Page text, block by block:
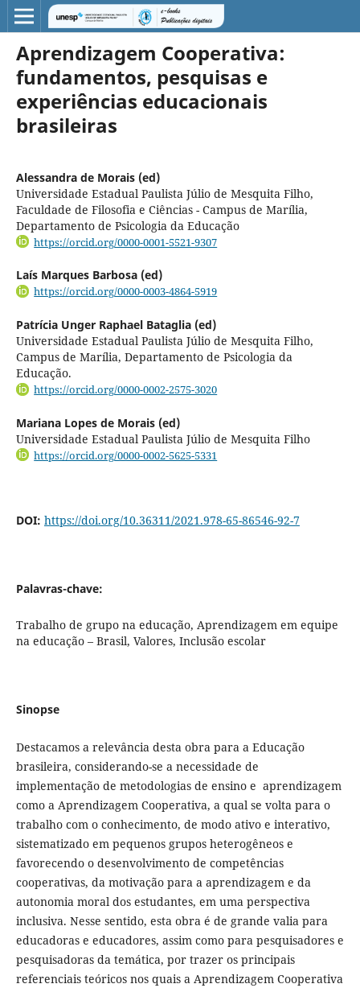
Aprendizagem Cooperativa:
fundamentos, pesquisas e
experiências educacionais
brasileiras
Alessandra de Morais (ed)
Universidade Estadual Paulista Júlio de Mesquita Filho,
Faculdade de Filosofia e Ciências - Campus de Marília,
Departamento de Psicologia da Educação
https://orcid.org/0000-0001-5521-9307
Laís Marques Barbosa (ed)
https://orcid.org/0000-0003-4864-5919
Patrícia Unger Raphael Bataglia (ed)
Universidade Estadual Paulista Júlio de Mesquita Filho,
Campus de Marília, Departamento de Psicologia da
Educação.
https://orcid.org/0000-0002-2575-3020
Mariana Lopes de Morais (ed)
Universidade Estadual Paulista Júlio de Mesquita Filho
https://orcid.org/0000-0002-5625-5331
DOI: https://doi.org/10.36311/2021.978-65-86546-92-7
Palavras-chave:
Trabalho de grupo na educação, Aprendizagem em equipe
na educação – Brasil, Valores, Inclusão escolar
Sinopse
Destacamos a relevância desta obra para a Educação
brasileira, considerando-se a necessidade de
implementação de metodologias de ensino e aprendizagem
como a Aprendizagem Cooperativa, a qual se volta para o
trabalho com o conhecimento, de modo ativo e interativo,
sistematizado em pequenos grupos heterogêneos e
favorecendo o desenvolvimento de competências
cooperativas, da motivação para a aprendizagem e da
autonomia moral dos estudantes, em uma perspectiva
inclusiva. Nesse sentido, esta obra é de grande valia para
educadoras e educadores, assim como para pesquisadores e
pesquisadoras da temática, por trazer os principais
referenciais teóricos nos quais a Aprendizagem Cooperativa